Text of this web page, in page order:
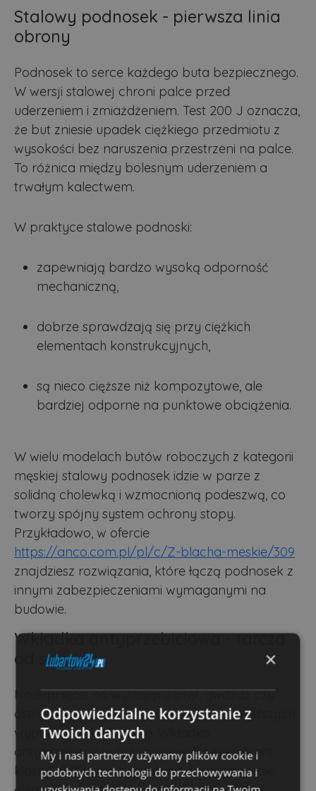
Stalowy podnosek - pierwsza linia
obrony
Podnosek to serce każdego buta bezpiecznego.
W wersji stalowej chroni palce przed
uderzeniem i zmiażdżeniem. Test 200 J oznacza,
że but zniesie upadek ciężkiego przedmiotu z
wysokości bez naruszenia przestrzeni na palce.
To różnica między bolesnym uderzeniem a
trwałym kalectwem.
W praktyce stalowe podnoski:
zapewniają bardzo wysoką odporność
mechaniczną,
dobrze sprawdzają się przy ciężkich
elementach konstrukcyjnych,
są nieco cięższe niż kompozytowe, ale
bardziej odporne na punktowe obciążenia.
W wielu modelach butów roboczych z kategorii
męskiej stalowy podnosek idzie w parze z
solidną cholewką i wzmocnioną podeszwą, co
tworzy spójny system ochrony stopy.
Przykładowo, w ofercie
https://anco.com.pl/pl/c/Z-blacha-meskie/309
znajdziesz rozwiązania, które łączą podnosek z
innymi zabezpieczeniami wymaganymi na
budowie.
Wkładka antyprzebiciowa - tarcza
od spodu
Nadepnięcie na wystający pręt, gwóźdź czy
ostry fragment blachy to jeden z najczęstszych
wypadków na budowie. Wkładka
antyprzebiciowa (oznaczenie P lub element
klasy S1P/S3) ma za zadanie zatrzymać taki
×
Odpowiedzialne korzystanie z
Twoich danych
My i nasi partnerzy używamy plików cookie i
podobnych technologii do przechowywania i